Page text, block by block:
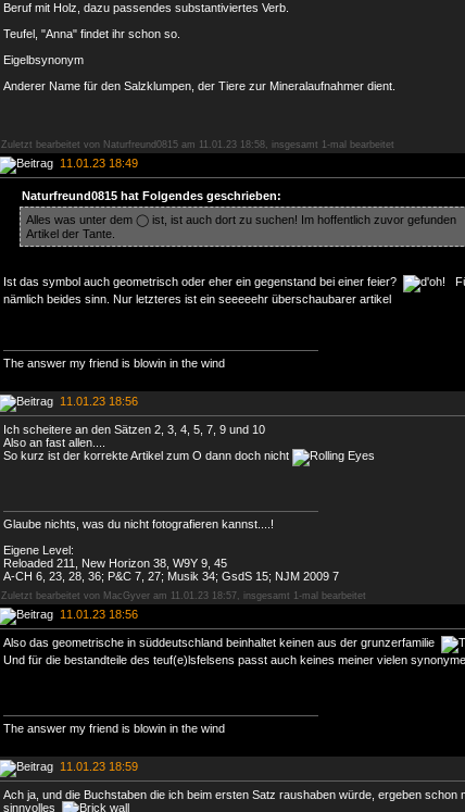
Beruf mit Holz, dazu passendes substantiviertes Verb.
Teufel, "Anna" findet ihr schon so.
Eigelbsynonym
Anderer Name für den Salzklumpen, der Tiere zur Mineralaufnahmer dient.
Zuletzt bearbeitet von Naturfreund0815 am 11.01.23 18:58, insgesamt 1-mal bearbeitet
11.01.23 18:49
Naturfreund0815 hat Folgendes geschrieben:
Alles was unter dem ◯ ist, ist auch dort zu suchen! Im hoffentlich zuvor gefunden
Artikel der Tante.
Ist das symbol auch geometrisch oder eher ein gegenstand bei einer feier?
nämlich beides sinn. Nur letzteres ist ein seeeeehr überschaubarer artikel
The answer my friend is blowin in the wind
11.01.23 18:56
Ich scheitere an den Sätzen 2, 3, 4, 5, 7, 9 und 10
Also an fast allen....
So kurz ist der korrekte Artikel zum O dann doch nicht
Glaube nichts, was du nicht fotografieren kannst....!
Eigene Level:
Reloaded 211, New Horizon 38, W9Y 9, 45
A-CH 6, 23, 28, 36; P&C 7, 27; Musik 34; GsdS 15; NJM 2009 7
Zuletzt bearbeitet von MacGyver am 11.01.23 18:57, insgesamt 1-mal bearbeitet
11.01.23 18:56
Also das geometrische in süddeutschland beinhaltet keinen aus der grunzerfamilie
Und für die bestandteile des teuf(e)lsfelsens passt auch keines meiner vielen
The answer my friend is blowin in the wind
11.01.23 18:59
Ach ja, und die Buchstaben die ich beim ersten Satz raushaben würde, ergeben schon
sinnvolles